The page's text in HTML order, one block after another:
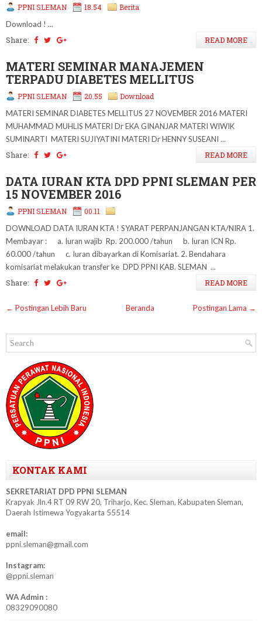
FORMAT DATABASE PERAWAT
KABUPATEN SLEMAN
PPNI SLEMAN
Share:
MATERI SEMINAR MANAJEMEN
TERPADU DIABETES MELLITUS
PPNI SLEMAN 20.55
Download
MATERI SEMINAR DIABETES MELLITUS 27 NOVEMBER 2016 MATERI
MUHAMMAD MUHLIS MATERI Dr EKA GINANJAR MATERI WIWIK
Share: READ MORE
DATA IURAN KTA DPD PPNI SLEMAN PER
15 NOVEMBER 2016
PPNI SLEMAN
00.11
DOWNLOAD DATA IURAN KTA ! SYARAT PERPANJANGAN KTA/NIRA 1.
Membayar : a. Iuran wajib Rp. 200.000 /tahun b. Iuran ICN Rp.
60.000 /tahun c. Iuran dibayarkan di Komisariat. 2. Bendahara
Share: READ MORE
← Postingan Lebih Baru Postingan Lama →
Beranda
KONTAK KAMI
SEKRETARIAT DPD PPNI SLEMAN
Krapyak Jln.4 RT 09 RW 20, Triharjo, Kec. Sleman, Kabupaten Sleman,
Daerah Istimewa Yogyakarta 55514
email:
ppni.sleman@gmail.com
Instagram:
@ppni.sleman